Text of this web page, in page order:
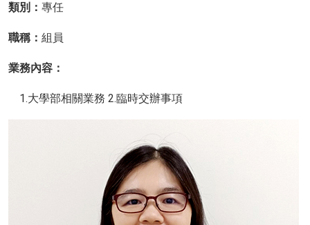
類別： 專任
職稱： 組員
業務內容：
1.大學部相關業務 2.臨時交辦事項